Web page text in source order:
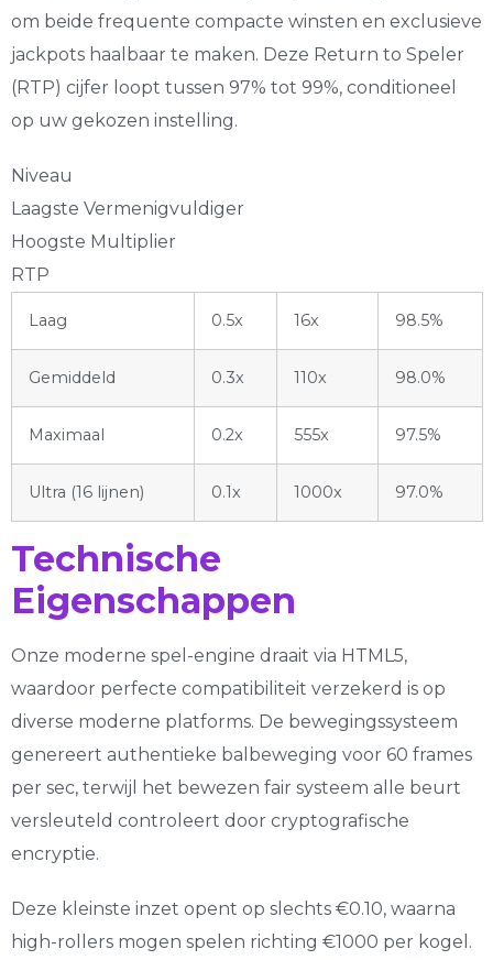
om beide frequente compacte winsten en exclusieve
jackpots haalbaar te maken. Deze Return to Speler
(RTP) cijfer loopt tussen 97% tot 99%, conditioneel
op uw gekozen instelling.
Niveau
Laagste Vermenigvuldiger
Hoogste Multiplier
RTP
Laag 0.5x 16x 98.5%
Gemiddeld 0.3x 110x 98.0%
Maximaal 0.2x 555x 97.5%
Ultra (16 lijnen) 0.1x 1000x 97.0%
Technische
Eigenschappen
Onze moderne spel-engine draait via HTML5,
waardoor perfecte compatibiliteit verzekerd is op
diverse moderne platforms. De bewegingssysteem
genereert authentieke balbeweging voor 60 frames
per sec, terwijl het bewezen fair systeem alle beurt
versleuteld controleert door cryptografische
encryptie.
Deze kleinste inzet opent op slechts €0.10, waarna
high-rollers mogen spelen richting €1000 per kogel.